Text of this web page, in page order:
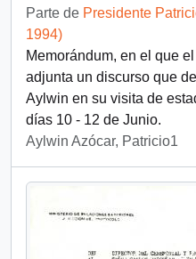
Parte de Presidente
1994)
Memorándum, en el que
adjunta un discurso que
Aylwin en su visita de
días 10 - 12 de Junio.
Aylwin Azócar, Patricio1